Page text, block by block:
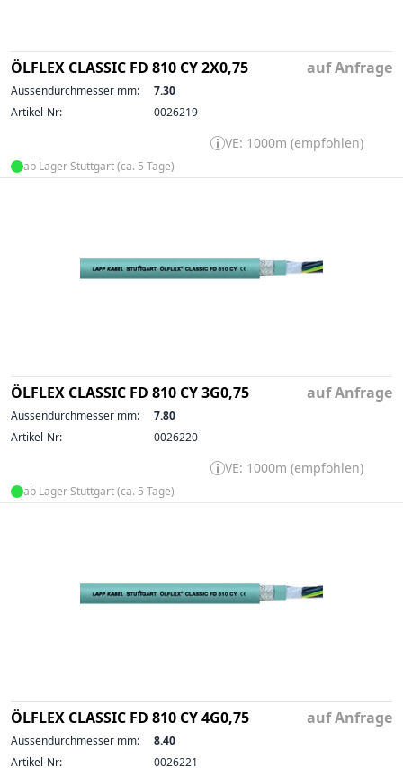
ÖLFLEX CLASSIC FD 810 CY 2X0,75 auf Anfrage
Aussendurchmesser mm:
7.30
Artikel-Nr:
0026219
VE: 1000m (empfohlen)
ab Lager Stuttgart (ca. 5 Tage)
ÖLFLEX CLASSIC FD 810 CY 3G0,75 auf Anfrage
Aussendurchmesser mm:
7.80
Artikel-Nr:
0026220
VE: 1000m (empfohlen)
ab Lager Stuttgart (ca. 5 Tage)
ÖLFLEX CLASSIC FD 810 CY 4G0,75 auf Anfrage
Aussendurchmesser mm:
8.40
Artikel-Nr:
0026221